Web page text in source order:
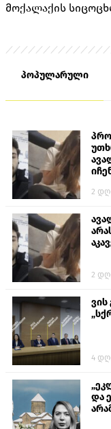
მოქალაქის
მშვიდობიანი
პოპულარული
2
2
ვის
4
და